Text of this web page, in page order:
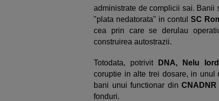
administrate de complicii sai. Banii
"plata nedatorata" in contul SC
cea prin care se derulau
construirea autostrazii.
Totodata, potrivit DNA, Nelu
coruptie in alte trei dosare, in
bani unui functionar dinCNADNR
fonduri.